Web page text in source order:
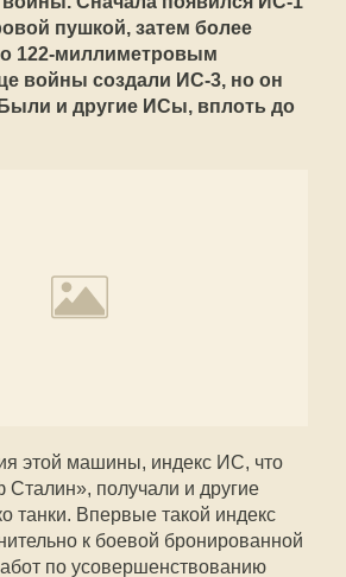
пушкой, затем более
122-миллиметровым
войны создали ИС-3, но он
и другие ИСы, вплоть до
этой машины, индекс ИС, что
Сталин», получали и другие
танки. Впервые такой индекс
к боевой бронированной
по усовершенствованию